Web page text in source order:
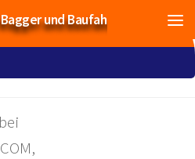
und Baufahrzeuge!